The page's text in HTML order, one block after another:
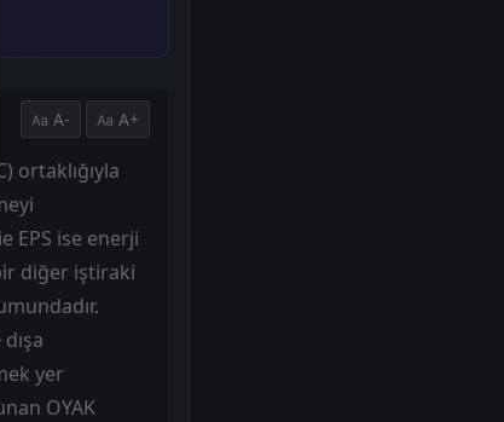
A- A+
ortaklığıyla
EPS ise enerji
diğer iştiraki
yer
OYAK